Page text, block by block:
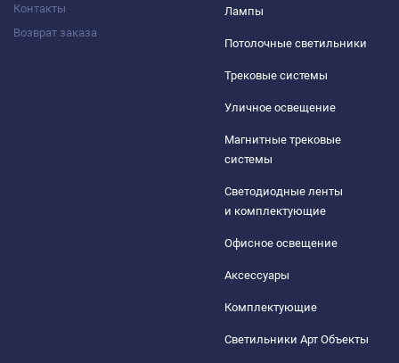
Контакты
Возврат заказа
Лампы
Потолочные светильники
Трековые системы
Уличное освещение
Магнитные трековые
системы
Светодиодные ленты
и комплектующие
Офисное освещение
Аксессуары
Комплектующие
Светильники Арт Объекты